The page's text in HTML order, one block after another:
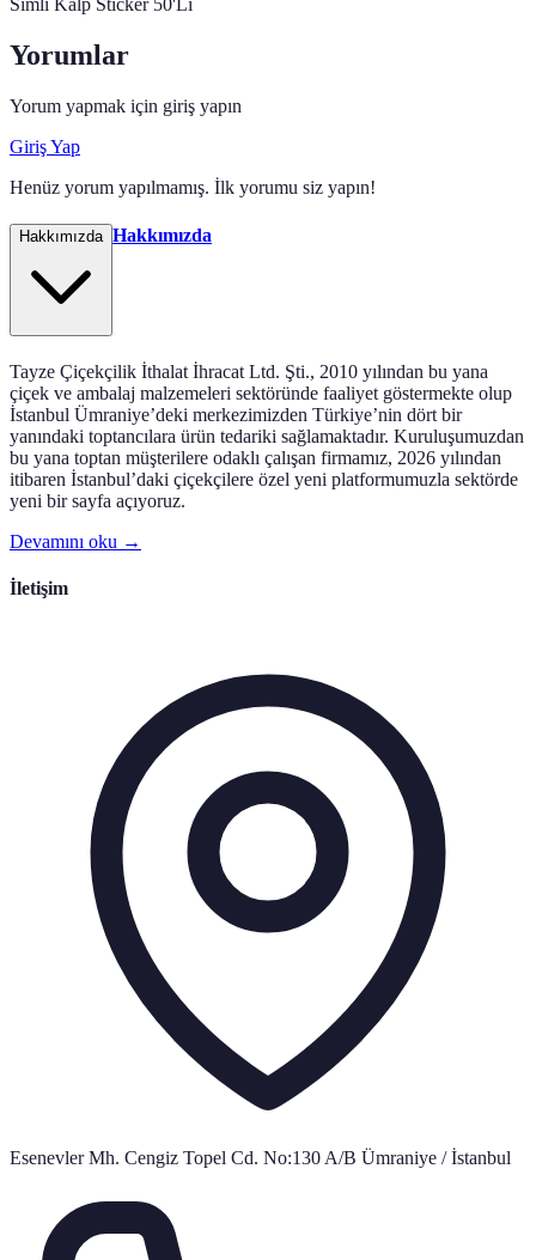
Yorumlar
Yorum yapmak için giriş yapın
Giriş Yap
Henüz yorum yapılmamış. İlk yorumu siz yapın!
Hakkımızda Hakkımızda
Tayze Çiçekçilik İthalat İhracat Ltd. Şti., 2010 yılından bu yana
çiçek ve ambalaj malzemeleri sektöründe faaliyet göstermekte olup
İstanbul Ümraniye’deki merkezimizden Türkiye’nin dört bir
yanındaki toptancılara ürün tedariki sağlamaktadır. Kuruluşumuzdan
bu yana toptan müşterilere odaklı çalışan firmamız, 2026 yılından
itibaren İstanbul’daki çiçekçilere özel yeni platformumuzla sektörde
yeni bir sayfa açıyoruz.
Devamını oku →
İletişim
Esenevler Mh. Cengiz Topel Cd. No:130 A/B Ümraniye / İstanbul